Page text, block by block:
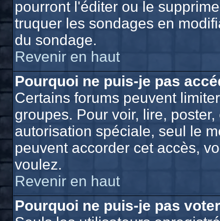
pourront l'éditer ou le
truquer les sondages en
du sondage.
Revenir en haut
Pourquoi ne puis-je pas
Certains forums peuvent
groupes. Pour voir, lire,
autorisation spéciale, seul le
peuvent accorder cet accès,
voulez.
Revenir en haut
Pourquoi ne puis-je pas